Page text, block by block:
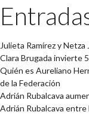
Julieta Ramírez y
Clara Brugada invierte
Quién es Aureliano
de la Federación
Adrián Rubalcava
Adrián Rubalcava